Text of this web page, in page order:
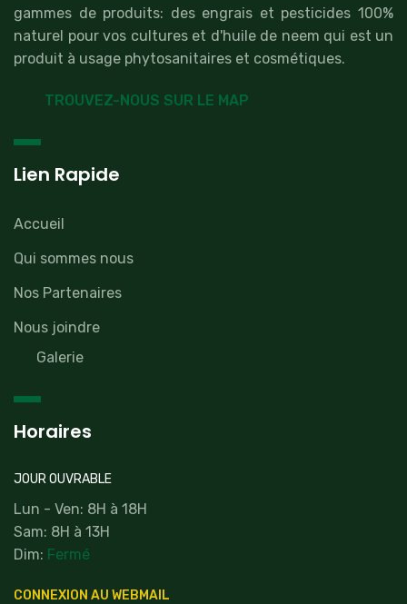
gammes de produits: des engrais et pesticides 100%
naturel pour vos cultures et d'huile de neem qui est un
produit à usage phytosanitaires et cosmétiques.
TROUVEZ-NOUS SUR LE MAP
Lien Rapide
Accueil
Qui sommes nous
Nos Partenaires
Nous joindre
Galerie
Horaires
JOUR OUVRABLE
Lun - Ven: 8H à 18H
Sam: 8H à 13H
Dim: Fermé
CONNEXION AU WEBMAIL